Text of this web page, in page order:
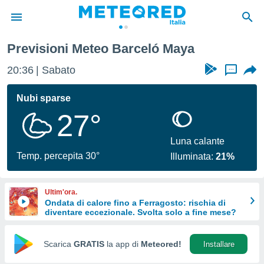
di
per
le
di
Web
Previsioni Meteo Barceló Maya
20:36 Sabato ...
Nubi sparse
27°
Temp. percepita 30°
Luna calante
Illuminata:21%
Ultim'ora.
Ondata di calore fino a Ferragosto: rischia di
diventare eccezionale. Svolta solo a fine mese?
Scarica GRATIS la app di Meteored! Installare